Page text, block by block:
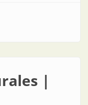
| Nueva planta de
|